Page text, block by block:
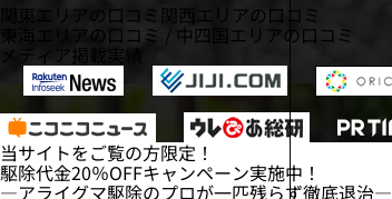
関東エリアの口コミ 関西エリアの口コミ
東海エリアの口コミ / 中四国エリアの口コミ
メディア掲載実績
当サイトをご覧の方限定！
駆除代金20％OFFキャンペーン実施中！
―アライグマ駆除のプロが一匹残らず徹底退治―